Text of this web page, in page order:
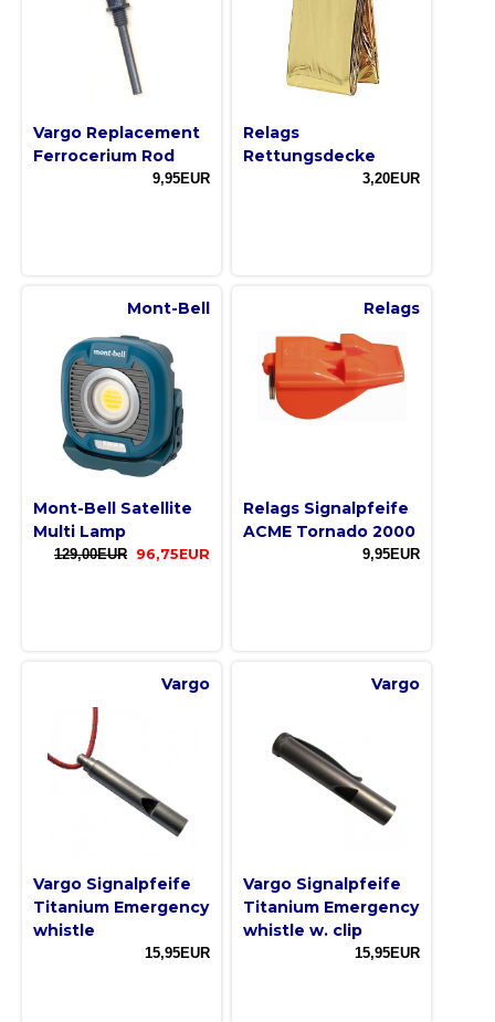
Vargo Replacement
Ferrocerium Rod
9,95EUR
Relags
Rettungsdecke
3,20EUR
Mont-Bell
Mont-Bell Satellite
Multi Lamp
129,00EUR 96,75EUR
Relags
Relags Signalpfeife
ACME Tornado 2000
9,95EUR
Vargo
Vargo Signalpfeife
Titanium Emergency
whistle
15,95EUR
Vargo
Vargo Signalpfeife
Titanium Emergency
whistle w. clip
15,95EUR